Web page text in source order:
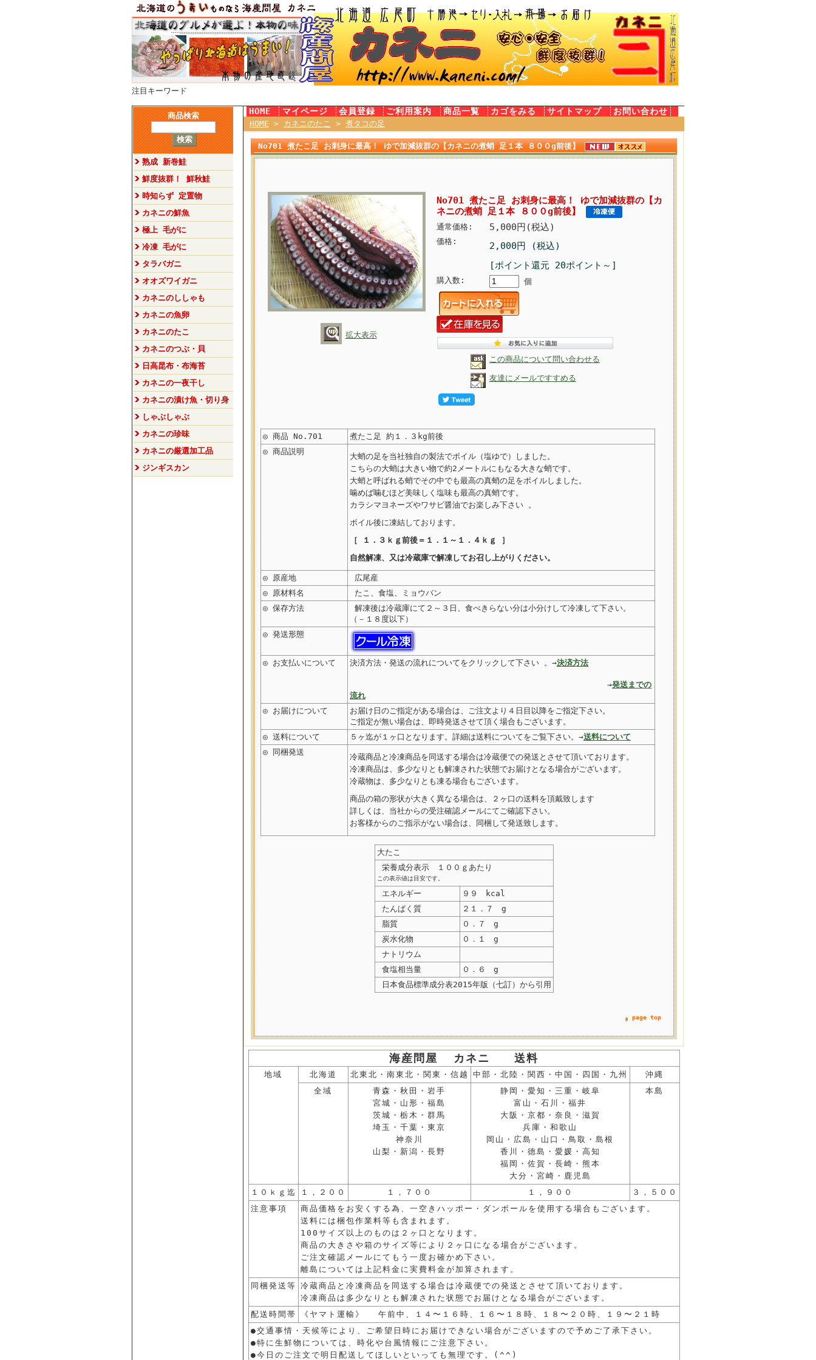
注目キーワード
商品検索
熟成 新巻鮭
鮮度抜群！ 鮮秋鮭
時知らず 定置物
カネニの鮮魚
極上 毛がに
冷凍 毛がに
タラバガニ
オオズワイガニ
カネニのししゃも
カネニの魚卵
カネニのたこ
カネニのつぶ・貝
日高昆布・布海苔
カネニの一夜干し
カネニの漬け魚・切り身
しゃぶしゃぶ
カネニの珍味
カネニの厳選加工品
ジンギスカン
HOME マイページ 会員登録 ご利用案内 商品一覧 カゴをみる サイトマップ お問い合わせ
HOME > カネニのたこ > 煮タコの足
No701 煮たこ足 お刺身に最高！ ゆで加減抜群の【カネニの煮蛸 足１本 ８００g前後】
拡大表示
No701 煮たこ足 お刺身に最高！ ゆで加減抜群の【カ
ネニの煮蛸 足１本 ８００g前後】
通常価格: 5,000円(税込)
価格:
2,000円 (税込)
[ポイント還元 20ポイント～]
購入数: 個
この商品について問い合わせる
友達にメールですすめる
◎ 商品 No.701
煮たこ足 約１．３kg前後
◎ 商品説明
大蛸の足を当社独自の製法でボイル（塩ゆで）しました。
こちらの大蛸は大きい物で約2メートルにもなる大きな蛸です。
大蛸と呼ばれる蛸でその中でも最高の真蛸の足をボイルしました。
噛めば噛むほど美味しく塩味も最高の真蛸です。
カラシマヨネーズやワサビ醤油でお楽しみ下さい 。
ボイル後に凍結しております。
［ １．３ｋｇ前後＝１．１～１．４ｋｇ ］
自然解凍、又は冷蔵庫で解凍してお召し上がりください。
◎ 原産地
広尾産
◎ 原材料名
たこ、食塩、ミョウバン
◎ 保存方法
解凍後は冷蔵庫にて２～３日、食べきらない分は小分けして冷凍して下さい。
（－１８度以下）
◎ 発送形態
◎ お支払いについて 決済方法・発送の流れについてをクリックして下さい 。→決済方法
→発送までの
流れ
◎ お届けについて
お届け日のご指定がある場合は、ご注文より４日目以降をご指定下さい。
ご指定が無い場合は、即時発送させて頂く場合もございます。
◎ 送料について
５ヶ迄が１ヶ口となります。詳細は送料についてをご覧下さい。→送料について
◎ 同梱発送
冷蔵商品と冷凍商品を同送する場合は冷蔵便での発送とさせて頂いております。
冷凍商品は、多少なりとも解凍された状態でお届けとなる場合がございます。
冷蔵物は、多少なりとも凍る場合もございます。
商品の箱の形状が大きく異なる場合は、２ヶ口の送料を頂戴致します
詳しくは、当社からの受注確認メールにてご確認下さい。
お客様からのご指示がない場合は、同梱して発送致します。
大たこ
栄養成分表示１００ｇあたり
この表示値は目安です。
エネルギー
９９ kcal
たんぱく質
２１．７ g
脂質
０．７ g
炭水化物
０．１ g
ナトリウム
食塩相当量
０．６ g
日本食品標準成分表2015年版（七訂）から引用
page top
海産問屋 カネニ 送料
地域 北海道 北東北・南東北・関東・信越 中部・北陸・関西・中国・四国・九州
沖縄
全域
青森・秋田・岩手
宮城・山形・福島
茨城・栃木・群馬
埼玉・千葉・東京
神奈川
山梨・新潟・長野
静岡・愛知・三重・岐阜
富山・石川・福井
大阪・京都・奈良・滋賀
兵庫・和歌山
岡山・広島・山口・鳥取・島根
香川・徳島・愛媛・高知
福岡・佐賀・長崎・熊本
大分・宮崎・鹿児島
本島
１０ｋｇ迄 １，２００ １，７００ １，９００
３，５００
注意事項
商品価格をお安くする為、一空きハッポー・ダンボールを使用する場合もございます。
送料には梱包作業料等も含まれます。
100サイズ以上のものは２ヶ口となります。
商品の大きさや箱のサイズ等により２ヶ口になる場合がございます。
ご注文確認メールにてもう一度お確かめ下さい。
離島については上記料金に実費料金が加算されます。
同梱発送等 冷蔵商品と冷凍商品を同送する場合は冷蔵便での発送とさせて頂いております。
冷凍商品は多少なりとも解凍された状態でお届けとなる場合がございます。
配送時間帯
《ヤマト運輸》 午前中、１４〜１６時、１６〜１８時、１８〜２０時、１９〜２１時
●交通事情・天候等により、ご希望日時にお届けできない場合がございますので予めご了承下さい。
●特に生鮮物については、時化や台風情報にご注意下さい。
●今日のご注文で明日配送してほしいといっても無理です。(^^)